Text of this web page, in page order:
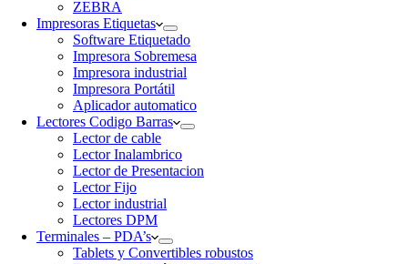
ZEBRA
Impresoras Etiquetas
Software Etiquetado
Impresora Sobremesa
Impresora industrial
Impresora Portátil
Aplicador automatico
Lectores Codigo Barras
Lector de cable
Lector Inalambrico
Lector de Presentacion
Lector Fijo
Lector industrial
Lectores DPM
Terminales – PDA’s
Tablets y Convertibles robustos